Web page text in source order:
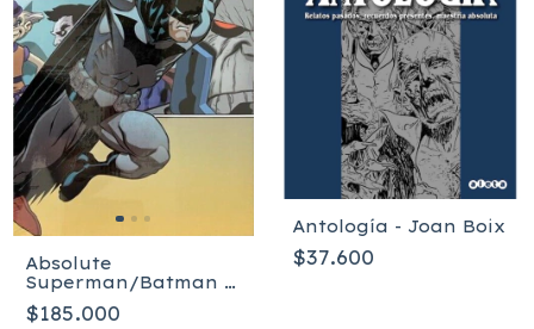
Absolute
Superman/Batman 2
- Inglés - Tapa dura
$185.000
Antología - Joan Boix
$37.600